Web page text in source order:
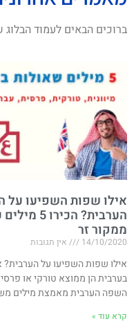
ברוכים הבאים לעמוד
אילו שפות השפיעו על
הערבית?
ממקור זר
14/10/2020 אין תגובות
אילו שפות השפיעו על הערבית?
בערבית הן ממוצא טורקי או
השפה הערבית מאמצת מילים
קרא עוד »